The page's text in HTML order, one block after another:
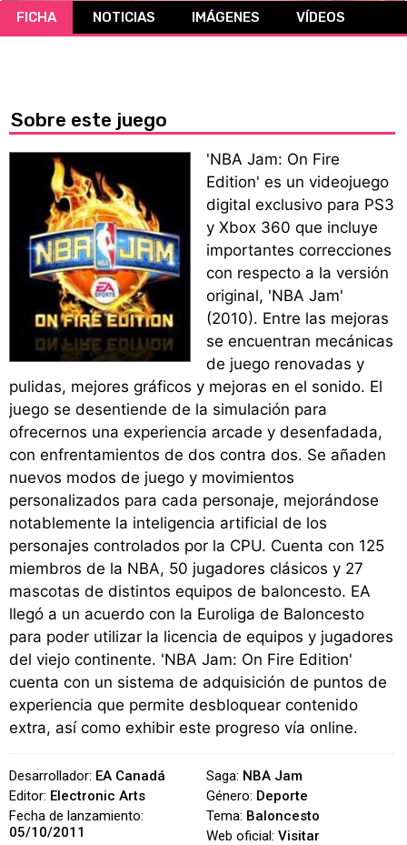
CÓMICS
FICHA NOTICIAS IMÁGENES VÍDEOS
Sobre este juego
'NBA Jam: On Fire
Edition' es un videojuego
digital exclusivo para PS3
y Xbox 360 que incluye
importantes correcciones
con respecto a la versión
original, 'NBA Jam'
(2010). Entre las mejoras
se encuentran mecánicas
de juego renovadas y
pulidas, mejores gráficos y mejoras en el sonido. El
juego se desentiende de la simulación para
ofrecernos una experiencia arcade y desenfadada,
con enfrentamientos de dos contra dos. Se añaden
nuevos modos de juego y movimientos
personalizados para cada personaje, mejorándose
notablemente la inteligencia artificial de los
personajes controlados por la CPU. Cuenta con 125
miembros de la NBA, 50 jugadores clásicos y 27
mascotas de distintos equipos de baloncesto. EA
llegó a un acuerdo con la Euroliga de Baloncesto
para poder utilizar la licencia de equipos y jugadores
del viejo continente. 'NBA Jam: On Fire Edition'
cuenta con un sistema de adquisición de puntos de
experiencia que permite desbloquear contenido
extra, así como exhibir este progreso vía online.
Desarrollador: EA Canadá
Editor: Electronic Arts
Fecha de lanzamiento:
05/10/2011
Saga: NBA Jam
Género: Deporte
Tema: Baloncesto
Web oficial: Visitar